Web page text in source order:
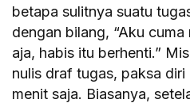
betapa sulitnya suatu
dengan bilang, “Aku
aja, habis itu berhenti.”
nulis draf tugas, paksa
menit saja. Biasanya,